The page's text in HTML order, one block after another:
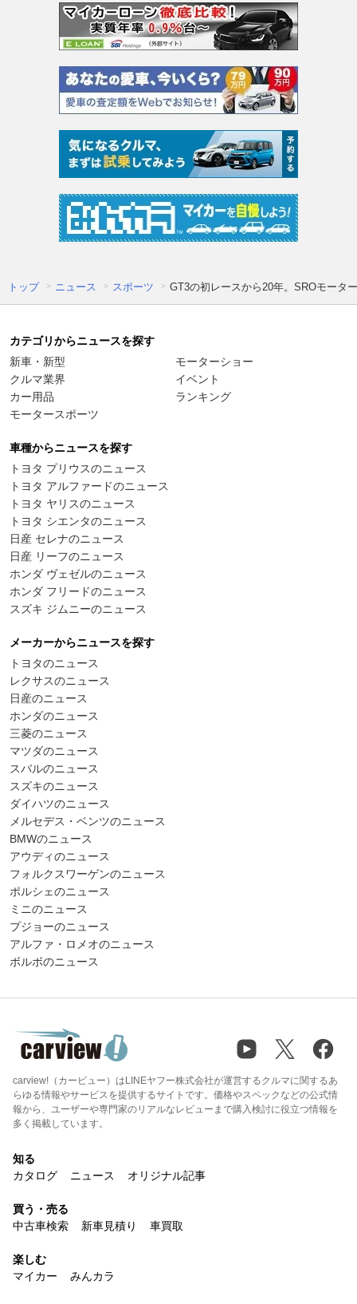
トップ ニュース スポーツ GT3の初レースから20年。SROモータ
カテゴリからニュースを探す
新車・新型
クルマ業界
カー用品
モータースポーツ
モーターショー
イベント
ランキング
車種からニュースを探す
トヨタ プリウスのニュース
トヨタ アルファードのニュース
トヨタ ヤリスのニュース
トヨタ シエンタのニュース
日産 セレナのニュース
日産 リーフのニュース
ホンダ ヴェゼルのニュース
ホンダ フリードのニュース
スズキ ジムニーのニュース
メーカーからニュースを探す
トヨタのニュース
レクサスのニュース
日産のニュース
ホンダのニュース
三菱のニュース
マツダのニュース
スバルのニュース
スズキのニュース
ダイハツのニュース
メルセデス・ベンツのニュース
BMWのニュース
アウディのニュース
フォルクスワーゲンのニュース
ポルシェのニュース
ミニのニュース
プジョーのニュース
アルファ・ロメオのニュース
ボルボのニュース
carview!（カービュー）はLINEヤフー株式会社が運営するクルマに関するあ
らゆる情報やサービスを提供するサイトです。価格やスペックなどの公式情
報から、ユーザーや専門家のリアルなレビューまで購入検討に役立つ情報を
多く掲載しています。
知る
カタログ
ニュース オリジナル記事
買う・売る
中古車検索
新車見積り 車買取
楽しむ
マイカー
みんカラ